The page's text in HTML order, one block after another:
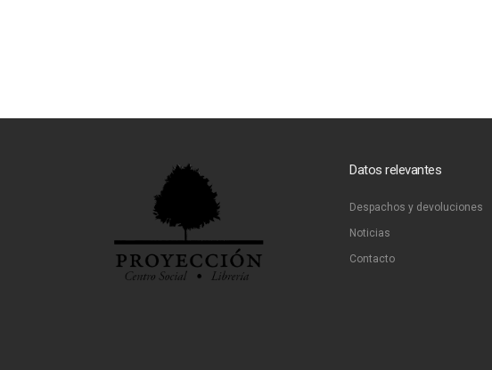
Datos relevantes
Despachos y devoluciones
Noticias
Contacto